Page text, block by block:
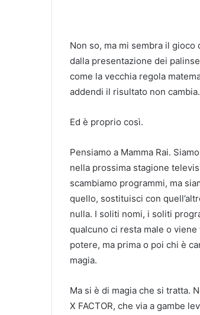
Non so, ma mi sembra il gioco
dalla presentazione dei
come la vecchia regola
addendi il risultato non cambia.
Ed è proprio così.
Pensiamo a Mamma Rai.
nella prossima stagione
scambiamo programmi, ma
quello, sostituisci con
nulla. I soliti nomi, i soliti
qualcuno ci resta male o
potere, ma prima o poi chi è
magia.
Ma si è di magia che si tratta.
X FACTOR, che via a gambe